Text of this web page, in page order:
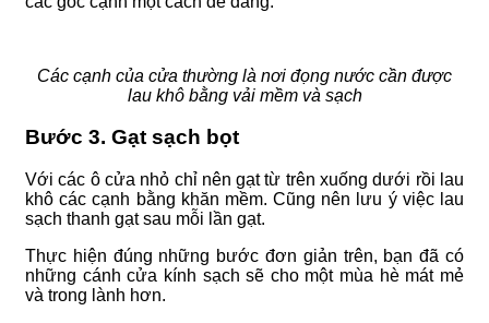
Các cạnh của cửa thường là nơi đọng nước cần được
lau khô bằng vải mềm và sạch
Bước 3. Gạt sạch bọt
Với các ô cửa nhỏ chỉ nên gạt từ trên xuống dưới rồi lau
khô các cạnh bằng khăn mềm. Cũng nên lưu ý việc lau
sạch thanh gạt sau mỗi lần gạt.
Thực hiện đúng những bước đơn giản trên, bạn đã có
những cánh cửa kính sạch sẽ cho một mùa hè mát mẻ
và trong lành hơn.